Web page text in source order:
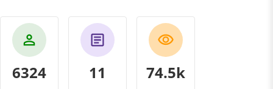
6324 11 81.1k